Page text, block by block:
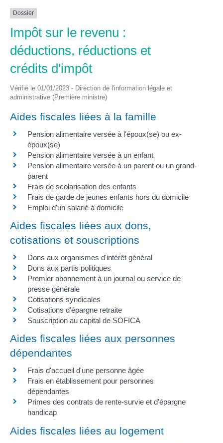
Dossier
Impôt sur le revenu :
déductions, réductions et
crédits d'impôt
Vérifié le 01/01/2023 - Direction de l'information légale et
administrative (Première ministre)
Aides fiscales liées à la famille
Pension alimentaire versée à l'époux(se) ou ex-
époux(se)
Pension alimentaire versée à un enfant
Pension alimentaire versée à un parent ou un grand-
parent
Frais de scolarisation des enfants
Frais de garde de jeunes enfants hors du domicile
Emploi d'un salarié à domicile
Aides fiscales liées aux dons,
cotisations et souscriptions
Dons aux organismes d'intérêt général
Dons aux partis politiques
Premier abonnement à un journal ou service de
presse générale
Cotisations syndicales
Cotisations d'épargne retraite
Souscription au capital de SOFICA
Aides fiscales liées aux personnes
dépendantes
Frais d'accueil d'une personne âgée
Frais en établissement pour personnes
dépendantes
Primes des contrats de rente-survie et d'épargne
handicap
Aides fiscales liées au logement